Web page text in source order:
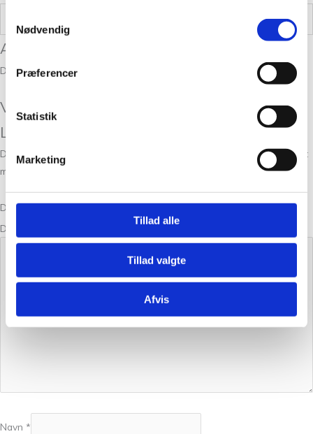
Nødvendig
Præferencer
Statistik
Marketing
Tillad alle
Tillad valgte
Afvis
Anmeldelser
Der er endnu ikke nogle anmeldelser.
Vær den første til at anmelde “Tynn Line
Lavender 5223”
Din e-mailadresse vil ikke blive publiceret.
Krævede felter er markeret
med
Din bedømmelse
Din anmeldelse
Navn *